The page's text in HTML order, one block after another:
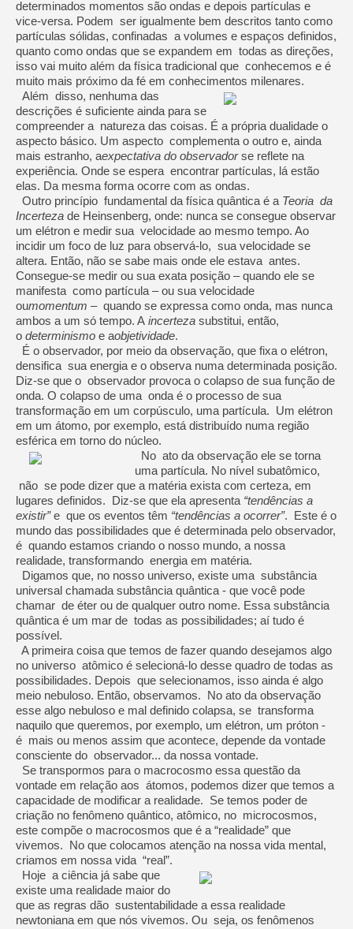
determinados momentos são ondas e depois partículas e
vice-versa. Podem ser igualmente bem descritos tanto como
partículas sólidas, confinadas a volumes e espaços definidos,
quanto como ondas que se expandem em todas as direções,
isso vai muito além da física tradicional que conhecemos e é
muito mais próximo da fé em conhecimentos milenares.
Além disso, nenhuma das
descrições é suficiente ainda para se
compreender a natureza das coisas. É a própria dualidade o
aspecto básico. Um aspecto complementa o outro e, ainda
mais estranho, aexpectativa do observadorse reflete na
experiência. Onde se espera encontrar partículas, lá estão
elas. Da mesma forma ocorre com as ondas.
Outro princípio fundamental da física quântica é a Teoria da
Incertezade Heinsenberg, onde: nunca se consegue observar
um elétron e medir sua velocidade ao mesmo tempo. Ao
incidir um foco de luz para observá-lo, sua velocidade se
altera. Então, não se sabe mais onde ele estava antes.
Consegue-se medir ou sua exata posição – quando ele se
manifesta como partícula – ou sua velocidade
oumomentum – quando se expressa como onda, mas nunca
ambos a um só tempo. A incertezasubstitui, então,
o determinismoe aobjetividade.
É o observador, por meio da observação, que fixa o elétron,
densifica sua energia e o observa numa determinada posição.
Diz-se que o observador provoca o colapso de sua função de
onda. O colapso de uma onda é o processo de sua
transformação em um corpúsculo, uma partícula. Um elétron
em um átomo, por exemplo, está distribuído numa região
esférica em torno do núcleo.
No ato da observação ele se torna
uma partícula. No nível subatômico,
não se pode dizer que a matéria exista com certeza, em
lugares definidos. Diz-se que ela apresenta “tendências a
existir”e que os eventos têm “tendências a ocorrer”. Este é o
mundo das possibilidades que é determinada pelo observador,
é quando estamos criando o nosso mundo, a nossa
realidade, transformando energia em matéria.
Digamos que, no nosso universo, existe uma substância
universal chamada substância quântica - que você pode
chamar de éter ou de qualquer outro nome. Essa substância
quântica é um mar de todas as possibilidades; aí tudo é
possível.
A primeira coisa que temos de fazer quando desejamos algo
no universo atômico é selecioná-lo desse quadro de todas as
possibilidades. Depois que selecionamos, isso ainda é algo
meio nebuloso. Então, observamos. No ato da observação
esse algo nebuloso e mal definido colapsa, se transforma
naquilo que queremos, por exemplo, um elétron, um próton -
é mais ou menos assim que acontece, depende da vontade
consciente do observador... da nossa vontade.
Se transpormos para o macrocosmo essa questão da
vontade em relação aos átomos, podemos dizer que temos a
capacidade de modificar a realidade. Se temos poder de
criação no fenômeno quântico, atômico, no microcosmos,
este compõe o macrocosmos que é a “realidade” que
vivemos. No que colocamos atenção na nossa vida mental,
criamos em nossa vida “real”.
Hoje a ciência já sabe que
existe uma realidade maior do
que as regras dão sustentabilidade a essa realidade
newtoniana em que nós vivemos. Ou seja, os fenômenos